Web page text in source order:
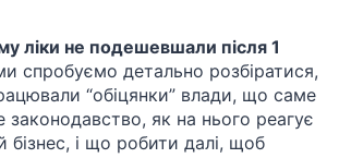
ліки не подешевшали після 1
спробуємо детально розбіратися,
“обіцянки” влади, що саме
законодавство, як на нього реагує
і що робити далі, щоб